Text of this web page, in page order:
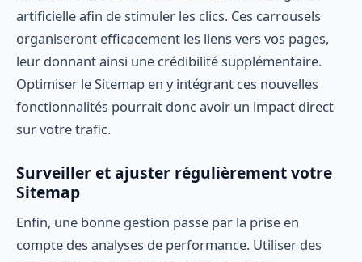
artificielle afin de stimuler les clics. Ces carrousels
organiseront efficacement les liens vers vos pages,
leur donnant ainsi une crédibilité supplémentaire.
Optimiser le Sitemap en y intégrant ces nouvelles
fonctionnalités pourrait donc avoir un impact direct
sur votre trafic.
Surveiller et ajuster régulièrement votre
Sitemap
Enfin, une bonne gestion passe par la prise en
compte des analyses de performance. Utiliser des